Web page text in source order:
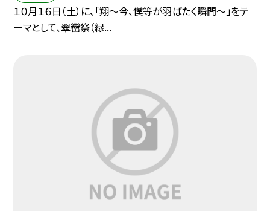
１０月１６日（土）に、「翔〜今、僕等が羽ばたく瞬間〜」をテ
ーマとして、翠巒祭（緑...